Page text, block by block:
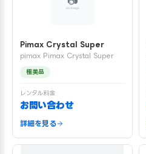
Pimax Crystal Super
pimax Pimax Crystal Super
極美品
レンタル料金
お問い合わせ
詳細を見る